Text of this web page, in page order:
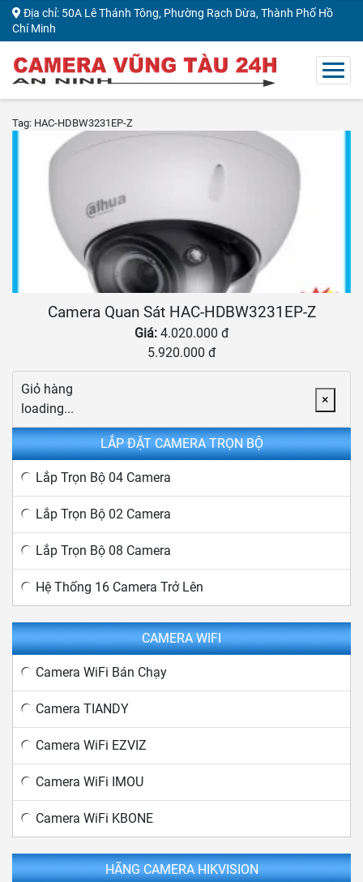
Địa chỉ: 50A Lê Thánh Tông, Phường Rạch Dừa, Thành Phố Hồ
Chí Minh
Tag: HAC-HDBW3231EP-Z
Camera Quan Sát HAC-HDBW3231EP-Z
Giá: 4.020.000 đ
5.920.000 đ
×
Giỏ hàng
loading...
LẮP ĐẶT CAMERA TRỌN BỘ
Lắp Trọn Bộ 04 Camera
Lắp Trọn Bộ 02 Camera
Lắp Trọn Bộ 08 Camera
Hệ Thống 16 Camera Trở Lên
CAMERA WIFI
Camera WiFi Bán Chạy
Camera TIANDY
Camera WiFi EZVIZ
Camera WiFi IMOU
Camera WiFi KBONE
HÃNG CAMERA HIKVISION